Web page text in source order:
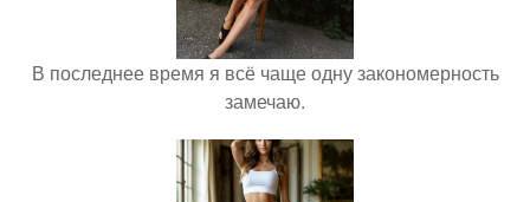
В последнее время я всё чаще одну закономерность
замечаю.